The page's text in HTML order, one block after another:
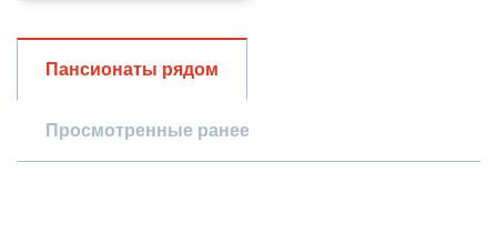
Опыт использования
Пансионаты рядом
Просмотренные ранее